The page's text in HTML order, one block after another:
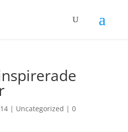
| Uncategorized | 0